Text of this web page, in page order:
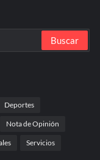
Deportes
Nota de Opinión
Servicios